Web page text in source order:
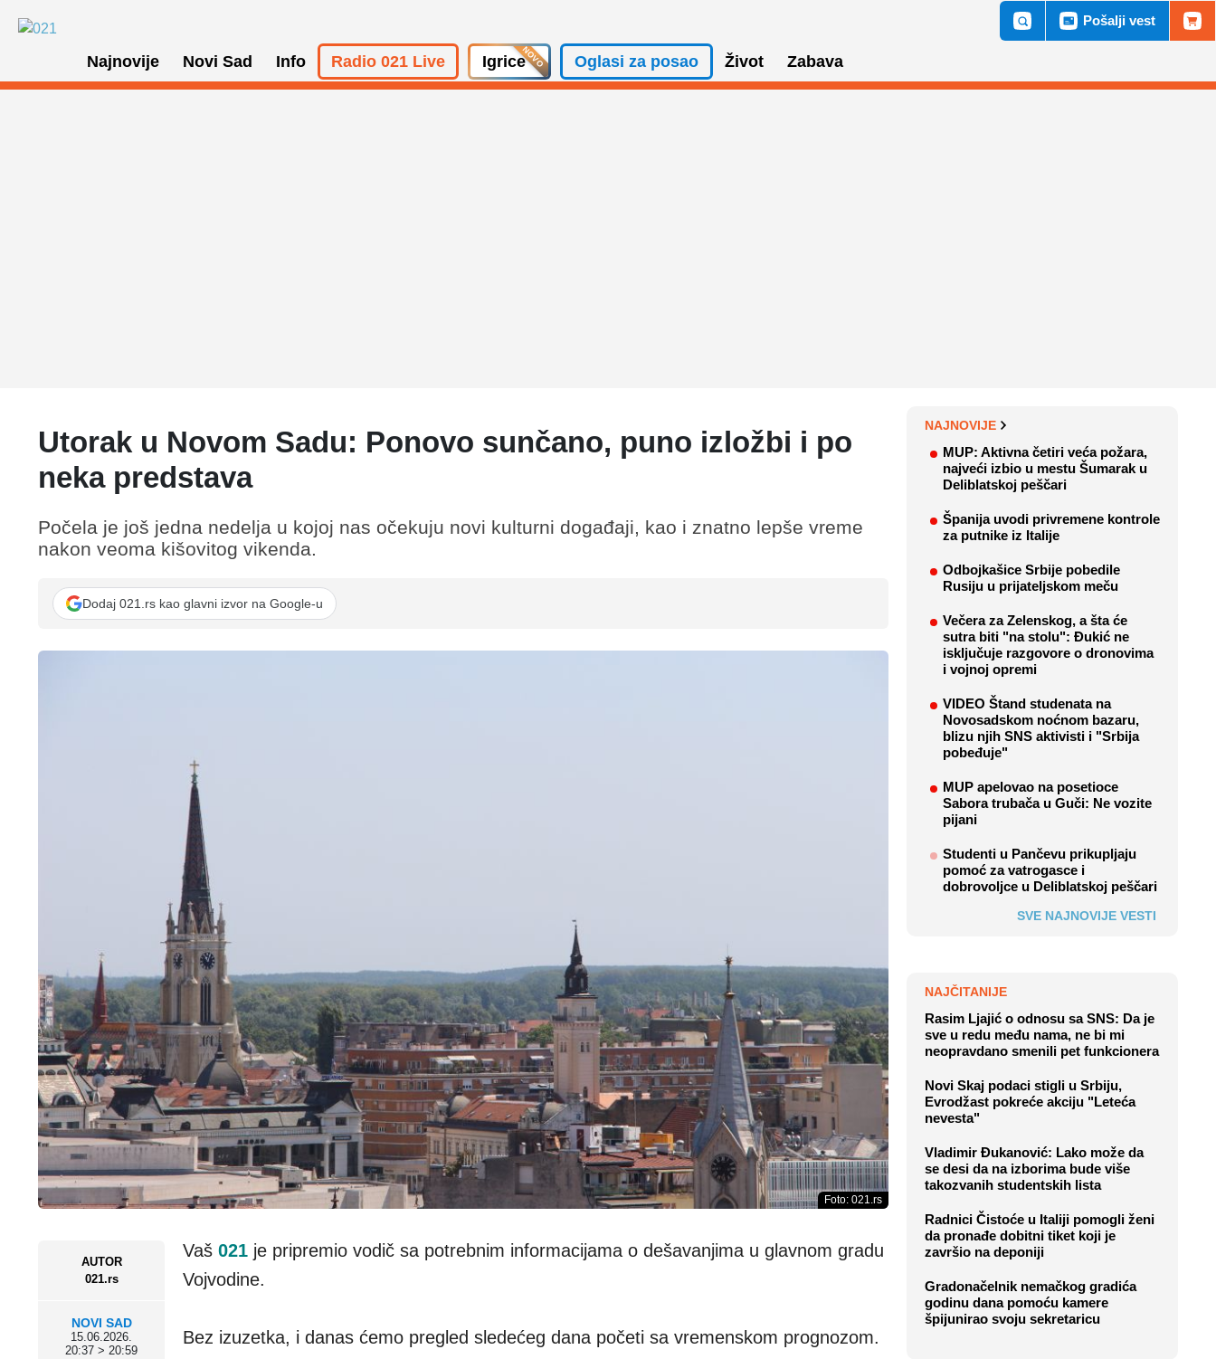
Najnovije Novi Sad Info Radio 021 Live Igrice Oglasi za posao Život Zabava
Pošalji vest
Utorak u Novom Sadu: Ponovo sunčano, puno izložbi i po
neka predstava
AUTOR
021.rs
NOVI SAD
15.06.2026.
20:37 > 20:59
Počela je još jedna nedelja u kojoj nas očekuju novi kulturni događaji, kao i znatno lepše vreme
nakon veoma kišovitog vikenda.
Dodaj 021.rs kao glavni izvor na Google-u
Foto: 021.rs
Vaš 021 je pripremio vodič sa potrebnim informacijama o dešavanjima u glavnom gradu
Vojvodine.
Bez izuzetka, i danas ćemo pregled sledećeg dana početi sa vremenskom prognozom.
NAJNOVIJE
MUP: Aktivna četiri veća požara,
najveći izbio u mestu Šumarak u
Deliblatskoj peščari
Španija uvodi privremene kontrole
za putnike iz Italije
Odbojkašice Srbije pobedile
Rusiju u prijateljskom meču
Večera za Zelenskog, a šta će
sutra biti "na stolu": Đukić ne
isključuje razgovore o dronovima
i vojnoj opremi
VIDEO Štand studenata na
Novosadskom noćnom bazaru,
blizu njih SNS aktivisti i "Srbija
pobeđuje"
MUP apelovao na posetioce
Sabora trubača u Guči: Ne vozite
pijani
Studenti u Pančevu prikupljaju
pomoć za vatrogasce i
dobrovoljce u Deliblatskoj peščari
SVE NAJNOVIJE VESTI
NAJČITANIJE
Rasim Ljajić o odnosu sa SNS: Da je
sve u redu među nama, ne bi mi
neopravdano smenili pet funkcionera
Novi Skaj podaci stigli u Srbiju,
Evrodžast pokreće akciju "Leteća
nevesta"
Vladimir Đukanović: Lako može da
se desi da na izborima bude više
takozvanih studentskih lista
Radnici Čistoće u Italiji pomogli ženi
da pronađe dobitni tiket koji je
završio na deponiji
Gradonačelnik nemačkog gradića
godinu dana pomoću kamere
špijunirao svoju sekretaricu